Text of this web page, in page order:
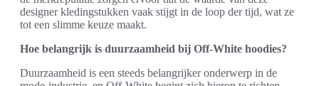
designer kledingstukken vaak stijgt in de loop der tijd, wat ze
tot een slimme keuze maakt.
Hoe belangrijk is duurzaamheid bij Off-White hoodies?
Duurzaamheid is een steeds belangrijker onderwerp in de